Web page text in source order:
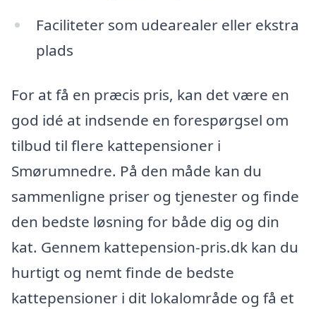
Faciliteter som udearealer eller ekstra
plads
For at få en præcis pris, kan det være en
god idé at indsende en forespørgsel om
tilbud til flere kattepensioner i
Smørumnedre. På den måde kan du
sammenligne priser og tjenester og finde
den bedste løsning for både dig og din
kat. Gennem kattepension-pris.dk kan du
hurtigt og nemt finde de bedste
kattepensioner i dit lokalområde og få et